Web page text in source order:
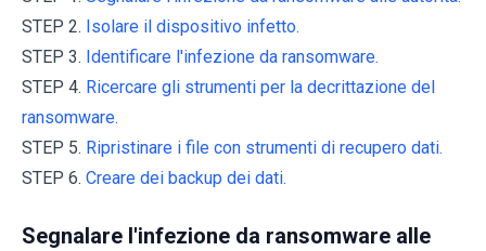
STEP 2. Isolare il dispositivo infetto.
STEP 3. Identificare l'infezione da ransomware.
STEP 4. Ricercare gli strumenti per la decrittazione del
ransomware.
STEP 5. Ripristinare i file con strumenti di recupero dati.
STEP 6. Creare dei backup dei dati.
Segnalare l'infezione da ransomware alle